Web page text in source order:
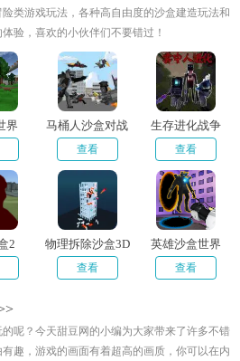
类游戏玩法，各种高自由度的沙盒建造玩法和
验，喜欢的小伙伴们不要错过！
界 马桶人沙盒对战
查看
生存进化战争
查看
2 物理拆除沙盒3D
查看
英雄沙盒世界
查看
呢？今天甜豆网的小编为大家带来了许多不错
趣，游戏的画面有着超高的画质，你可以在内